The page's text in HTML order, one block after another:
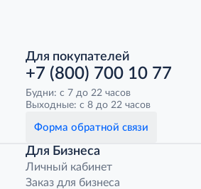
Для покупателей
+7 (800) 700 10 77
Будни: с 7 до 22 часов
Выходные: с 8 до 22 часов
Форма обратной связи
Для Бизнеса
Личный кабинет
Заказ для бизнеса